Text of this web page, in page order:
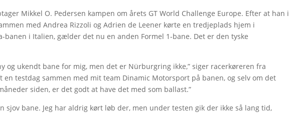
Mikkel O. Pedersen kampen om årets GT World Challenge Europe. Efter at han i
med Andrea Rizzoli og Adrien de Leener kørte en tredjeplads hjem i
banen i Italien, gælder det nu en anden Formel 1-bane. Det er den tyske
og ukendt bane for mig, men det er Nürburgring ikke,” siger racerkøreren fra
en testdag sammen med mit team Dinamic Motorsport på banen, og selv om det
siden, er det godt at have det med som ballast.”
sjov bane. Jeg har aldrig kørt løb der, men under testen gik der ikke så lang tid,